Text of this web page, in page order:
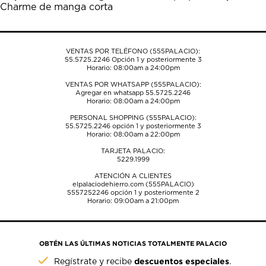
formulario
envío.
formulario
envío.
formulario
envío.
formulario
envío.
formulario
envío.
Charme de manga corta
VENTAS POR TELÉFONO (555PALACIO):
55.5725.2246Opción 1 y posteriormente 3
Horario: 08:00am a 24:00pm
VENTAS POR WHATSAPP (555PALACIO):
Agregar en whatsapp 55.5725.2246
Horario: 08:00am a 24:00pm
PERSONAL SHOPPING (555PALACIO):
55.5725.2246opción 1 y posteriormente 3
Horario: 08:00am a 22:00pm
TARJETA PALACIO:
5229.1999
ATENCIÓN A CLIENTES
elpalaciodehierro.com (555PALACIO)
5557252246opción 1 y posteriormente 2
Horario: 09:00am a 21:00pm
OBTÉN LAS ÚLTIMAS NOTICIAS TOTALMENTE PALACIO
Regístrate y recibedescuentos especiales.